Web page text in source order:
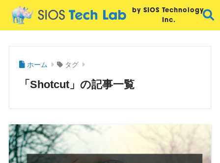
by SIOS Technology,
Inc.
ホーム タグ
「Shotcut」の記事一覧